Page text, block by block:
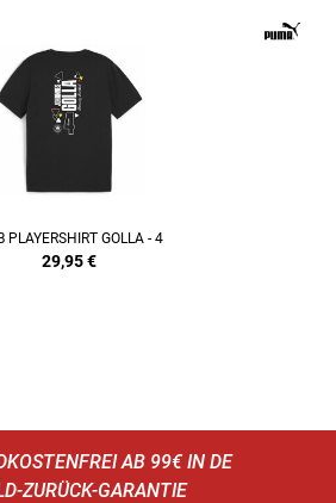
PLAYERSHIRT GOLLA - 4
29,95€
AB 99€ IN DE
ZURÜCK-GARANTIE